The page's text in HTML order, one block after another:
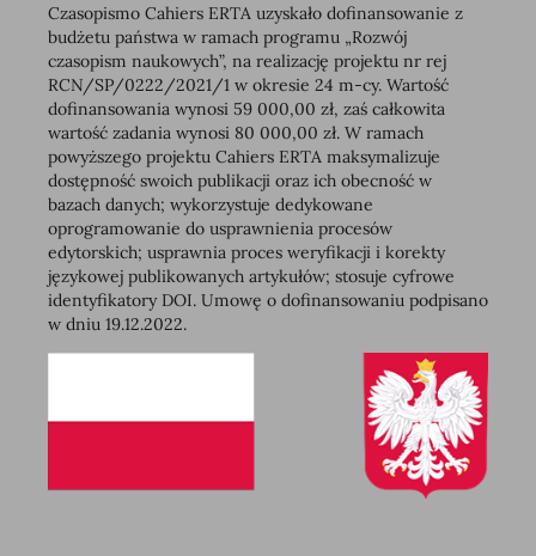
Czasopismo Cahiers ERTA uzyskało dofinansowanie z
budżetu państwa w ramach programu „Rozwój
czasopism naukowych”, na realizację projektu nr rej
RCN/SP/0222/2021/1 w okresie 24 m-cy. Wartość
dofinansowania wynosi 59 000,00 zł, zaś całkowita
wartość zadania wynosi 80 000,00 zł. W ramach
powyższego projektu Cahiers ERTA maksymalizuje
dostępność swoich publikacji oraz ich obecność w
bazach danych; wykorzystuje dedykowane
oprogramowanie do usprawnienia procesów
edytorskich; usprawnia proces weryfikacji i korekty
językowej publikowanych artykułów; stosuje cyfrowe
identyfikatory DOI. Umowę o dofinansowaniu podpisano
w dniu 19.12.2022.